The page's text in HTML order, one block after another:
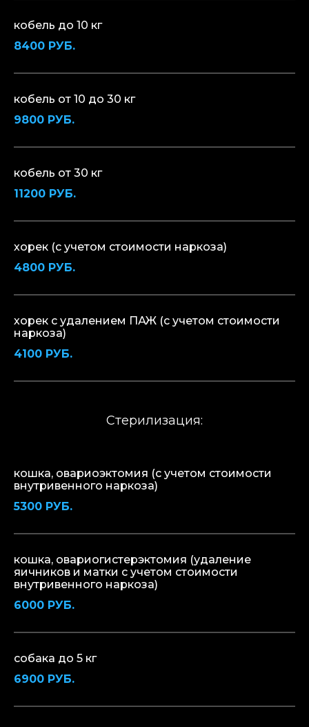
кобель до 10 кг
8400 РУБ.
кобель от 10 до 30 кг
9800 РУБ.
кобель от 30 кг
11200 РУБ.
хорек (с учетом стоимости наркоза)
4800 РУБ.
хорек с удалением ПАЖ (с учетом стоимости
наркоза)
4100 РУБ.
Стерилизация:
кошка, овариоэктомия (с учетом стоимости
внутривенного наркоза)
5300 РУБ.
кошка, овариогистерэктомия (удаление
яичников и матки с учетом стоимости
внутривенного наркоза)
6000 РУБ.
собака до 5 кг
6900 РУБ.